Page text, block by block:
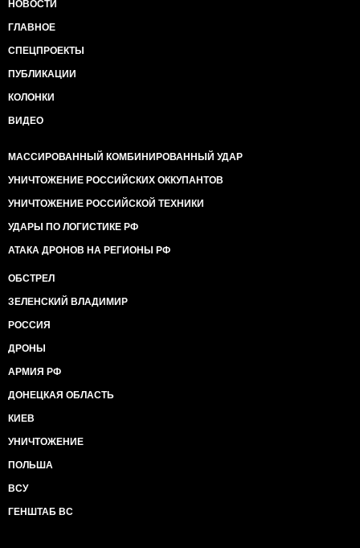
НОВОСТИ
ГЛАВНОЕ
СПЕЦПРОЕКТЫ
ПУБЛИКАЦИИ
КОЛОНКИ
ВИДЕО
МАССИРОВАННЫЙ КОМБИНИРОВАННЫЙ УДАР
УНИЧТОЖЕНИЕ РОССИЙСКИХ ОККУПАНТОВ
УНИЧТОЖЕНИЕ РОССИЙСКОЙ ТЕХНИКИ
УДАРЫ ПО ЛОГИСТИКЕ РФ
АТАКА ДРОНОВ НА РЕГИОНЫ РФ
ОБСТРЕЛ
ЗЕЛЕНСКИЙ ВЛАДИМИР
РОССИЯ
ДРОНЫ
АРМИЯ РФ
ДОНЕЦКАЯ ОБЛАСТЬ
КИЕВ
УНИЧТОЖЕНИЕ
ПОЛЬША
ВСУ
ГЕНШТАБ ВС